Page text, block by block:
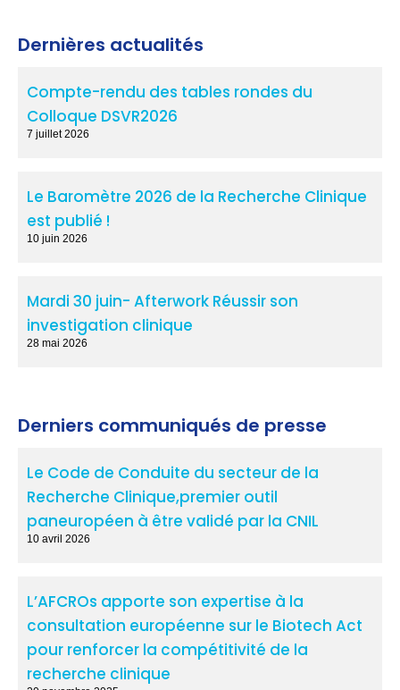
Dernières actualités
Compte-rendu des tables rondes du
Colloque DSVR2026
7 juillet 2026
Le Baromètre 2026 de la Recherche Clinique
est publié !
10 juin 2026
Mardi 30 juin- Afterwork Réussir son
investigation clinique
28 mai 2026
Derniers communiqués de presse
Le Code de Conduite du secteur de la
Recherche Clinique,premier outil
paneuropéen à être validé par la CNIL
10 avril 2026
L’AFCROs apporte son expertise à la
consultation européenne sur le Biotech Act
pour renforcer la compétitivité de la
recherche clinique